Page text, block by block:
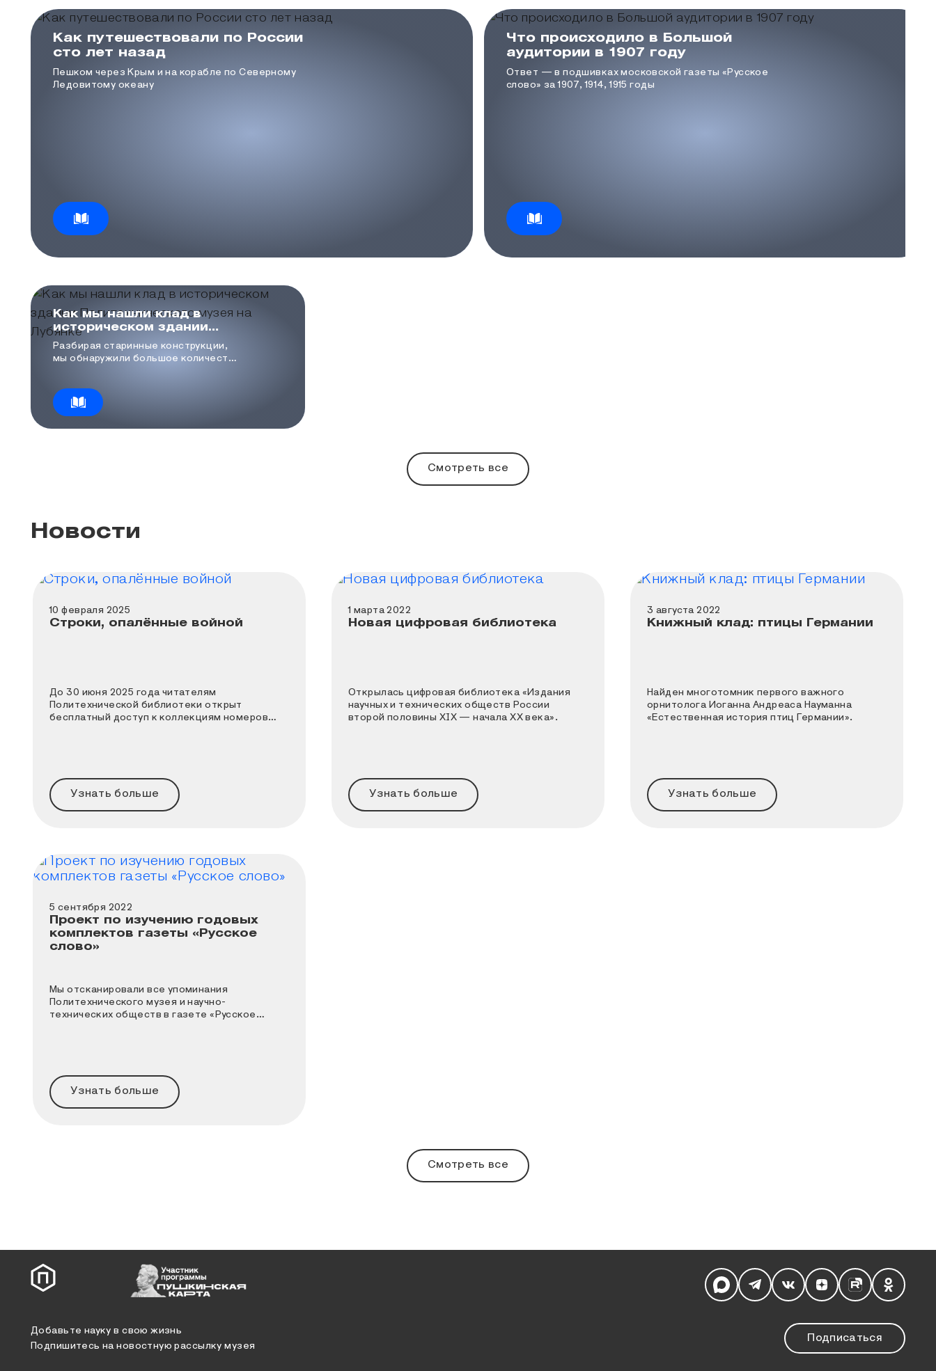
Как путешествовали по России
сто лет назад
Пешком через Крым и на корабле по Северному
Ледовитому океану
Что происходило в Большой
аудитории в 1907 году
Ответ — в подшивках московской газеты «Русское
слово» за 1907, 1914, 1915 годы
Как мы нашли клад в
историческом здании
Политехнического музея
на Лубянке
Разбирая старинные конструкции,
мы обнаружили большое количество
Смотреть все
Новости
10 февраля 2025
Строки, опалённые войной
До 30 июня 2025 года читателям
Политехнической библиотеки открыт
бесплатный доступ к коллекциям номеров
Узнать больше
1 марта 2022
Новая цифровая библиотека
Открылась цифровая библиотека «Издания
научных и технических обществ России
второй половины XIX — начала ХХ века».
Узнать больше
3 августа 2022
Книжный клад: птицы Германии
Найден многотомник первого важного
орнитолога Иоганна Андреаса Науманна
«Естественная история птиц Германии».
Узнать больше
5 сентября 2022
Проект по изучению годовых
комплектов газеты «Русское
слово»
Мы отсканировали все упоминания
Политехнического музея и научно-
технических обществ в газете «Русское
Узнать больше
Смотреть все
Добавьте науку в свою жизнь
Подпишитесь на новостную рассылку музея
Подписаться
Мы в социальных сетях